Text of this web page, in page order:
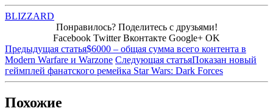
BLIZZARD
Понравилось? Поделитесь с друзьями!
Facebook Twitter Вконтакте Google+ OK
Предыдущая статья$6000 – общая сумма всего контента в
Modern Warfare и Warzone Следующая статьяПоказан новый
геймплей фанатского ремейка Star Wars: Dark Forces
Похожие